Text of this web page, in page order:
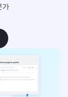
가